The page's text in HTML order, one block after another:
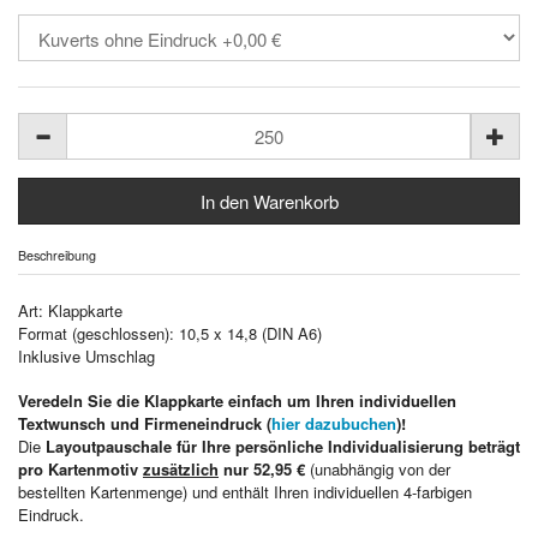
Beschreibung
Art: Klappkarte
Format (geschlossen): 10,5 x 14,8 (DIN A6)
Inklusive Umschlag
Veredeln Sie die Klappkarte einfach um Ihren individuellen
Textwunsch und Firmeneindruck (hier dazubuchen)!
Die Layoutpauschale für Ihre persönliche Individualisierung beträgt
pro Kartenmotiv zusätzlich nur 52,95 € (unabhängig von der
bestellten Kartenmenge) und enthält Ihren individuellen 4-farbigen
Eindruck.